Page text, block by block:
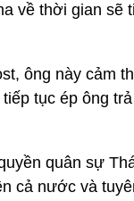
về thời gian sẽ
ông này cảm
tục ép ông
quân sự
cả nước và